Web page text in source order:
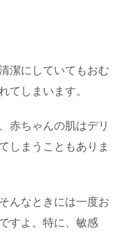
潔にしていてもおむ
てしまいます。
赤ちゃんの肌はデリ
しまうこともありま
んなときには一度お
すよ。特に、敏感